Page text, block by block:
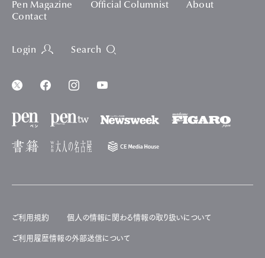
Pen Magazine Official Columnist
About
Contact
Login Search
ご利用規約 個人の情報に関わる情報の取り扱いについて
ご利用履歴情報の外部送信について